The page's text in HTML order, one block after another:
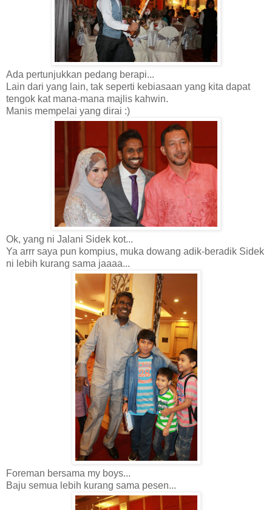
Ada pertunjukkan pedang berapi...
Lain dari yang lain, tak seperti kebiasaan yang kita dapat
tengok kat mana-mana majlis kahwin.
Manis mempelai yang dirai :)
Ok, yang ni Jalani Sidek kot...
Ya arrr saya pun kompius, muka dowang adik-beradik Sidek
ni lebih kurang sama jaaaa...
Foreman bersama my boys...
Baju semua lebih kurang sama pesen...